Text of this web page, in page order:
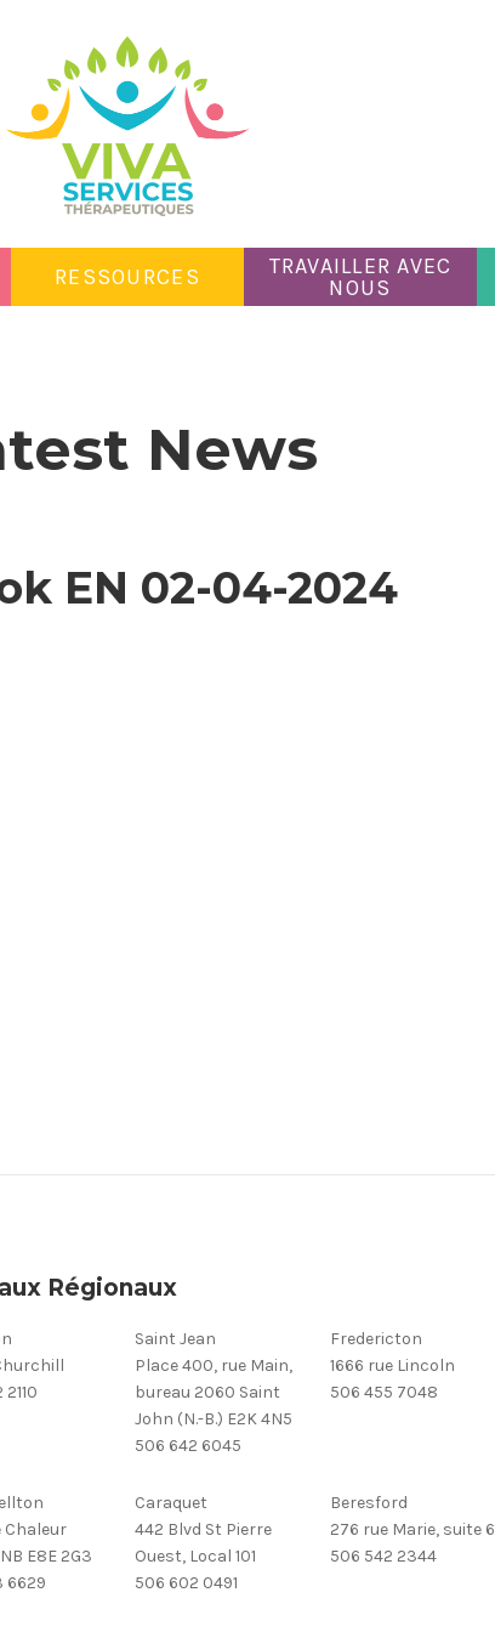
RESSOURCES
TRAVAILLER AVEC
NOUS
News
EN 02-04-2024
Régionaux
Saint Jean
Place 400, rue Main,
bureau 2060 Saint
John (N.-B.) E2K 4N5
506 642 6045
Fredericton
1666 rue Lincoln
506 455 7048
Chaleur
E8E 2G3
6629
Caraquet
442 Blvd St Pierre
Ouest, Local 101
506 602 0491
Beresford
276 rue Marie, suite 6
506 542 2344